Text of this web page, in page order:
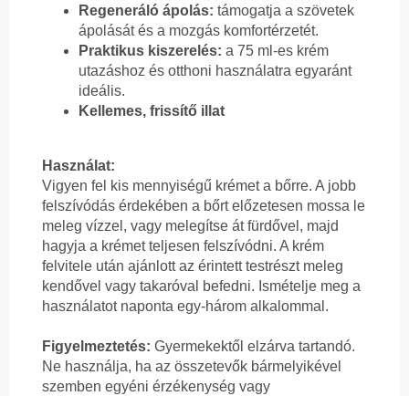
Regeneráló ápolás: támogatja a szövetek
ápolását és a mozgás komfortérzetét.
Praktikus kiszerelés: a 75 ml-es krém
utazáshoz és otthoni használatra egyaránt
ideális.
Kellemes, frissítő illat
Használat:
Vigyen fel kis mennyiségű krémet a bőrre. A jobb
felszívódás érdekében a bőrt előzetesen mossa le
meleg vízzel, vagy melegítse át fürdővel, majd
hagyja a krémet teljesen felszívódni. A krém
felvitele után ajánlott az érintett testrészt meleg
kendővel vagy takaróval befedni. Ismételje meg a
használatot naponta egy-három alkalommal.
Figyelmeztetés: Gyermekektől elzárva tartandó.
Ne használja, ha az összetevők bármelyikével
szemben egyéni érzékenység vagy